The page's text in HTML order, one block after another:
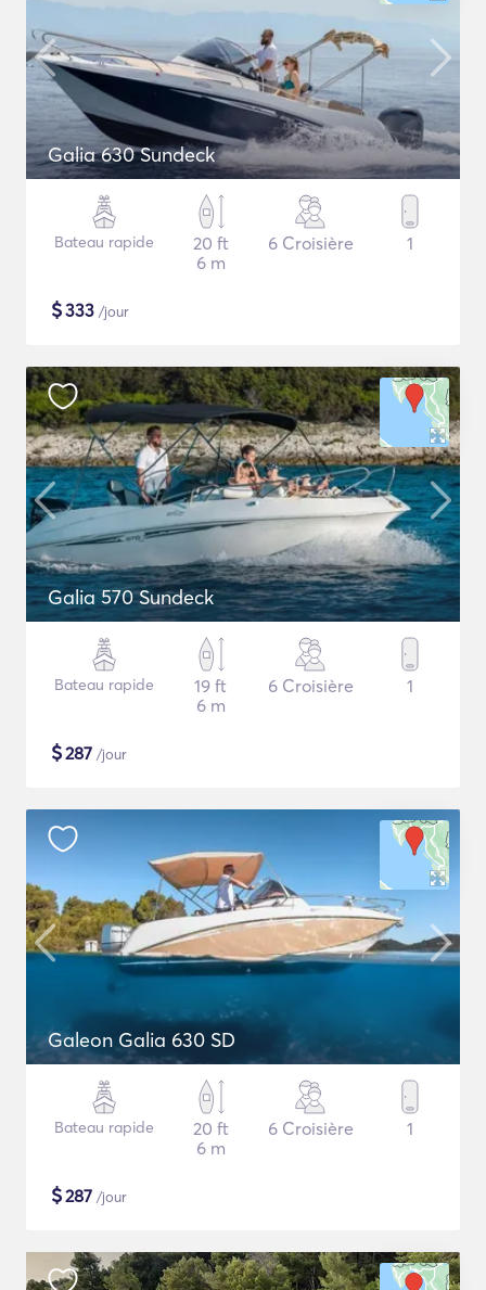
Galia 630 Sundeck
Bateau rapide
20 ft
6 m
6 Croisière 1
$333 /jour
Galia 570 Sundeck
Bateau rapide
19 ft
6 m
6 Croisière 1
$287 /jour
Galeon Galia 630 SD
Bateau rapide
20 ft
6 m
6 Croisière 1
$287 /jour